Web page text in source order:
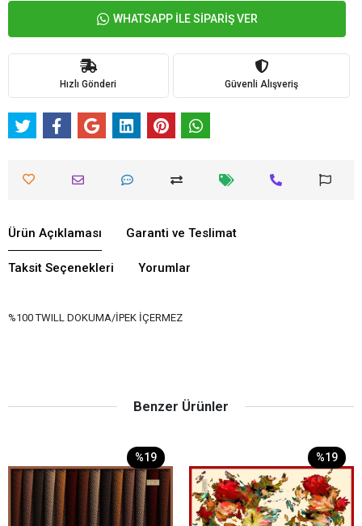
WHATSAPP İLE SİPARİŞ VER
Hızlı Gönderi Güvenli Alışveriş
Ürün Açıklaması Garanti ve Teslimat
Taksit Seçenekleri Yorumlar
%100 TWILL DOKUMA/İPEK İÇERMEZ
Benzer Ürünler
%19 %19